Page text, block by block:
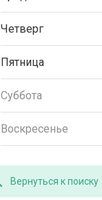
Четверг
Пятница
Суббота
Воскресенье
Вернуться к поиску